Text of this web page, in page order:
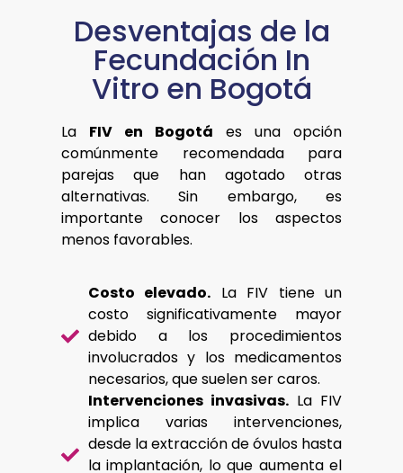
Desventajas de la
Fecundación In
Vitro en Bogotá
La FIV en Bogotá es una opción
comúnmente recomendada para
parejas que han agotado otras
alternativas. Sin embargo, es
importante conocer los aspectos
menos favorables.
Costo elevado. La FIV tiene un
costo significativamente mayor
debido a los procedimientos
involucrados y los medicamentos
necesarios, que suelen ser caros.
Intervenciones invasivas. La FIV
implica varias intervenciones,
desde la extracción de óvulos hasta
la implantación, lo que aumenta el